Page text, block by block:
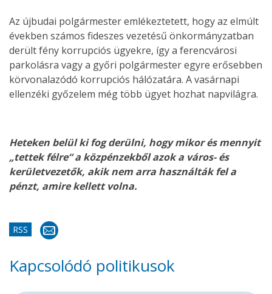
Az újbudai polgármester emlékeztetett, hogy az elmúlt
években számos fideszes vezetésű önkormányzatban
derült fény korrupciós ügyekre, így a ferencvárosi
parkolásra vagy a győri polgármester egyre erősebben
körvonalazódó korrupciós hálózatára. A vasárnapi
ellenzéki győzelem még több ügyet hozhat napvilágra.
Heteken belül ki fog derülni, hogy mikor és mennyit
„tettek félre“ a közpénzekből azok a város- és
kerületvezetők, akik nem arra használták fel a
pénzt, amire kellett volna.
RSS
Kapcsolódó politikusok